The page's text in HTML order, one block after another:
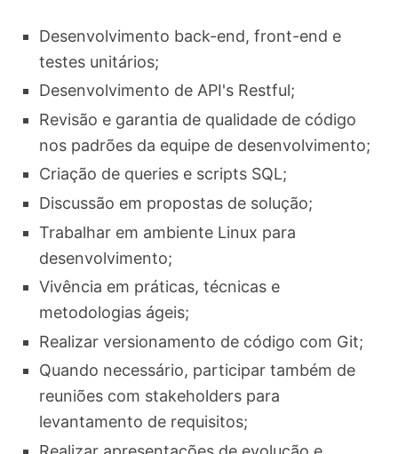
Desenvolvimento back-end, front-end e
testes unitários;
Desenvolvimento de API's Restful;
Revisão e garantia de qualidade de código
nos padrões da equipe de desenvolvimento;
Criação de queries e scripts SQL;
Discussão em propostas de solução;
Trabalhar em ambiente Linux para
desenvolvimento;
Vivência em práticas, técnicas e
metodologias ágeis;
Realizar versionamento de código com Git;
Quando necessário, participar também de
reuniões com stakeholders para
levantamento de requisitos;